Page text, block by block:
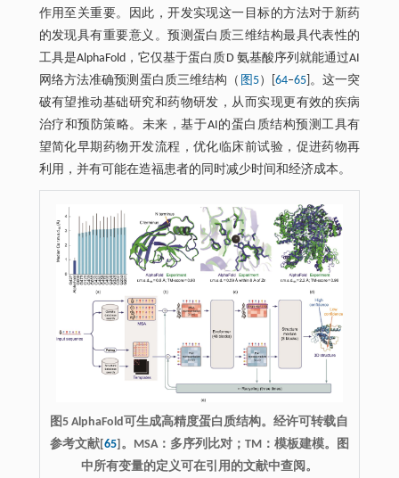
作用至关重要。因此，开发实现这一目标的方法对于新药
的发现具有重要意义。预测蛋白质三维结构最具代表性的
工具是AlphaFold，它仅基于蛋白质D 氨基酸序列就能通过AI
网络方法准确预测蛋白质三维结构（ 图5）[ 64‒65]。这一突
破有望推动基础研究和药物研发，从而实现更有效的疾病
治疗和预防策略。未来，基于AI的蛋白质结构预测工具有
望简化早期药物开发流程，优化临床前试验，促进药物再
利用，并有可能在造福患者的同时减少时间和经济成本。
图5 AlphaFold可生成高精度蛋白质结构。经许可转载自
参考文献[65]。MSA：多序列比对；TM：模板建模。图
中所有变量的定义可在引用的文献中查阅。